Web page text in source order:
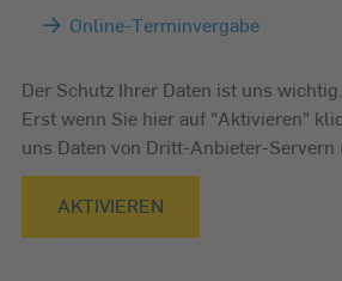
Online-Terminvergabe
Der Schutz Ihrer Daten ist uns wichtig.
Erst wenn Sie hier auf "Aktivieren"
uns Daten von Dritt-Anbieter-Servern
AKTIVIEREN